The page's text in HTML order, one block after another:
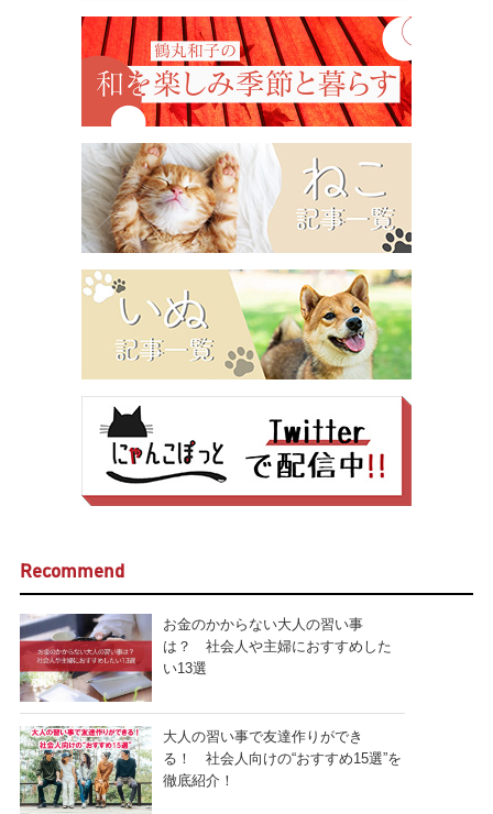
Recommend
お金のかからない大人の習い事
は？ 社会人や主婦におすすめした
い13選
大人の習い事で友達作りができ
る！ 社会人向けの“おすすめ15選”を
徹底紹介！